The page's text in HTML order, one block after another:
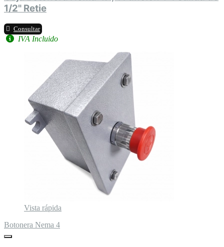
1/2" Retie
Consultar
IVA Incluido
Vista rápida
Botonera Nema 4